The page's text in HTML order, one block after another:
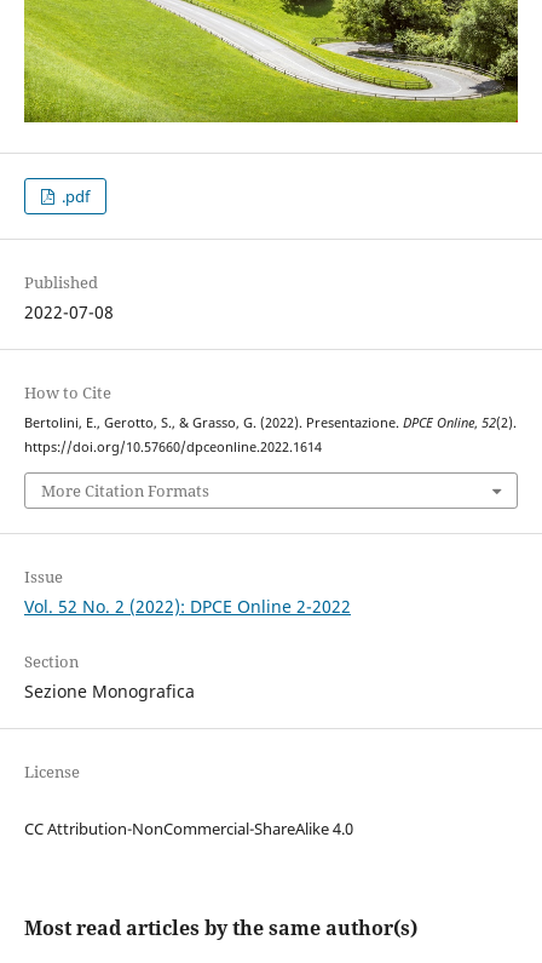
.pdf
Published
2022-07-08
How to Cite
Bertolini, E., Gerotto, S., & Grasso, G. (2022). Presentazione. DPCE Online, 52(2).
https://doi.org/10.57660/dpceonline.2022.1614
More Citation Formats
Issue
Vol. 52 No. 2 (2022): DPCE Online 2-2022
Section
Sezione Monografica
License
CC Attribution-NonCommercial-ShareAlike 4.0
Most read articles by the same author(s)